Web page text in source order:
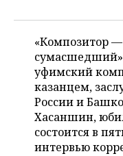
КОМУ
ТОРГОВЫЕ ЦЕНТРЫ
ТАТАРСТАНА
БЮДЖЕТ
ИНВЕСТИЦИИ
АГРОПРОМ
МАШИНОСТРОЕНИЕ
НЕФТЕХИМИЯ
НЕФТЬ
ОПК
НОВОСТИ АВТО
БИЗНЕС
НОВОСТИ БИЗНЕСА
РОЗНИЧНАЯ
ТРАНСПОРТ
ТЕХНОЛОГИИ
НОВОСТИ
МЕРОПРИЯТИЯ
НОВОСТИ
СПОРТ
«Композитор
уфимский
казанцем,
России и
Хасаншин,
состоится в
интервью